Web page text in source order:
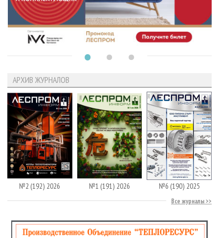
АРХИВ ЖУРНАЛОВ
№2 (192) 2026 №1 (191) 2026 №6 (190) 2025
Все журналы